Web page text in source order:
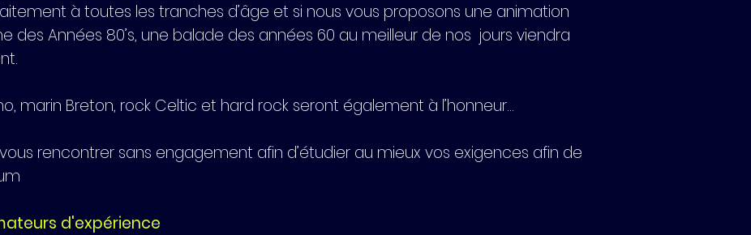
à toutes les tranches d’âge et si nous vous proposons une animation
des Années 80’s, une balade des années 60 au meilleur de nos jours viendra
marin Breton, rock Celtic et hard rock seront également à l’honneur…
rencontrer sans engagement afin d’étudier au mieux vos exigences afin de
d'expérience